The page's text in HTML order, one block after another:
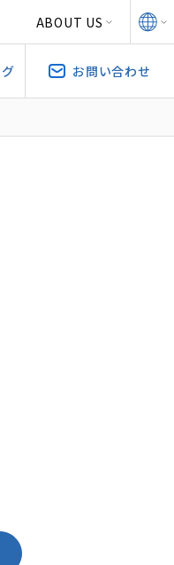
ABOUT US
お問い合わせ